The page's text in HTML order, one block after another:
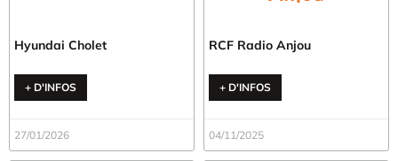
Hyundai Cholet
+ D'INFOS
27/01/2026
RCF Radio Anjou
+ D'INFOS
04/11/2025